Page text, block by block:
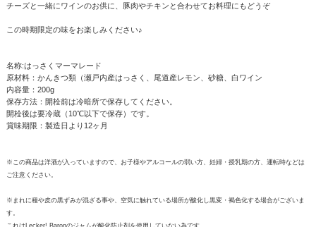
チーズと一緒にワインのお供に、豚肉やチキンと合わせてお料理にもどうぞ
この時期限定の味をお楽しみください♪
名称:はっさくマーマレード
原材料：かんきつ類（瀬戸内産はっさく、尾道産レモン、砂糖、白ワイン
内容量：200g
保存方法：開栓前は冷暗所で保存してください。
開栓後は要冷蔵（10℃以下で保存）です。
賞味期限：製造日より12ヶ月
※この商品は洋酒が入っていますので、お子様やアルコールの弱い方、妊婦・授乳期の方、運転時などは
ご注意ください。
※まれに種や皮の黒ずみが混ざる事や、空気に触れている場所が酸化し黒変・褐色化する場合がございま
す。
これはLecker! Baronのジャムが酸化防止剤を使用していない為です。